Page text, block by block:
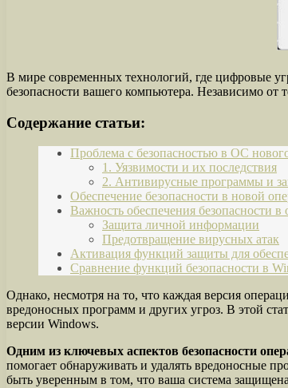
В мире современных технологий, где цифровые
безопасности вашего компьютера. Независимо
Содержание статьи:
Проблема с безопасностью в ОС
1. Уязвимости и их последствия
2. Антивирусные программы и
Обеспечение безопасности в новой
Важность обеспечения безопасности
Защита личной информации
Предотвращение вирусных атак
Активация функций защиты для
Сравнение функций безопасности в
Однако, несмотря на то, что каждая версия
вредоносных программ и других угроз. В этой
версии Windows.
Одним из ключевых аспектов безопасности
помогает обнаруживать и удалять вредоносные
быть уверенным в том, что ваша система